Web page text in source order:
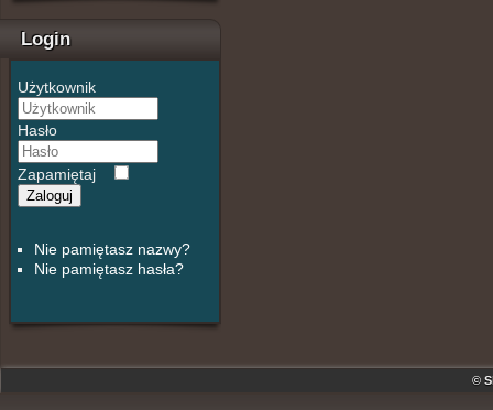
Login
Użytkownik
Hasło
Zapamiętaj
Zaloguj
Nie pamiętasz nazwy?
Nie pamiętasz hasła?
©